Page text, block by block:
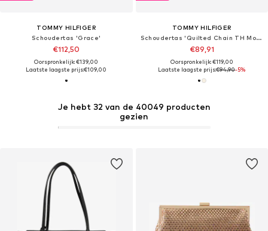
TOMMY HILFIGER
Schoudertas 'Grace'
€112,50
Oorspronkelijk: €139,00
Laatste laagste prijs:€109,00
TOMMY HILFIGER
Schoudertas 'Quilted Chain TH Monogram'
€89,91
Oorspronkelijk: €119,00
Laatste laagste prijs:€94,90-5%
Je hebt 32 van de 40049 producten
gezien